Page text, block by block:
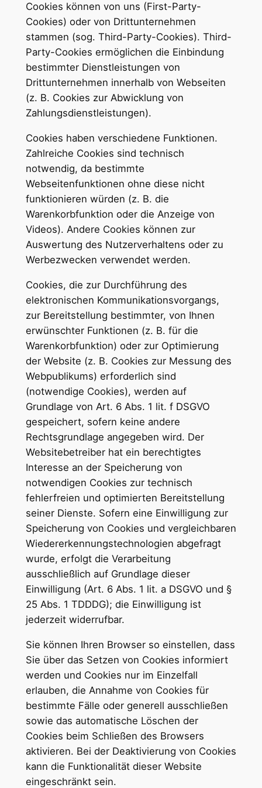
Cookies können von uns (First-Party-
Cookies) oder von Drittunternehmen
stammen (sog. Third-Party-Cookies). Third-
Party-Cookies ermöglichen die Einbindung
bestimmter Dienstleistungen von
Drittunternehmen innerhalb von Webseiten
(z. B. Cookies zur Abwicklung von
Zahlungsdienstleistungen).
Cookies haben verschiedene Funktionen.
Zahlreiche Cookies sind technisch
notwendig, da bestimmte
Webseitenfunktionen ohne diese nicht
funktionieren würden (z. B. die
Warenkorbfunktion oder die Anzeige von
Videos). Andere Cookies können zur
Auswertung des Nutzerverhaltens oder zu
Werbezwecken verwendet werden.
Cookies, die zur Durchführung des
elektronischen Kommunikationsvorgangs,
zur Bereitstellung bestimmter, von Ihnen
erwünschter Funktionen (z. B. für die
Warenkorbfunktion) oder zur Optimierung
der Website (z. B. Cookies zur Messung des
Webpublikums) erforderlich sind
(notwendige Cookies), werden auf
Grundlage von Art. 6 Abs. 1 lit. f DSGVO
gespeichert, sofern keine andere
Rechtsgrundlage angegeben wird. Der
Websitebetreiber hat ein berechtigtes
Interesse an der Speicherung von
notwendigen Cookies zur technisch
fehlerfreien und optimierten Bereitstellung
seiner Dienste. Sofern eine Einwilligung zur
Speicherung von Cookies und vergleichbaren
Wiedererkennungstechnologien abgefragt
wurde, erfolgt die Verarbeitung
ausschließlich auf Grundlage dieser
Einwilligung (Art. 6 Abs. 1 lit. a DSGVO und §
25 Abs. 1 TDDDG); die Einwilligung ist
jederzeit widerrufbar.
Sie können Ihren Browser so einstellen, dass
Sie über das Setzen von Cookies informiert
werden und Cookies nur im Einzelfall
erlauben, die Annahme von Cookies für
bestimmte Fälle oder generell ausschließen
sowie das automatische Löschen der
Cookies beim Schließen des Browsers
aktivieren. Bei der Deaktivierung von Cookies
kann die Funktionalität dieser Website
eingeschränkt sein.